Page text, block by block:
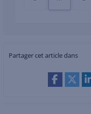
Partager cet article dans